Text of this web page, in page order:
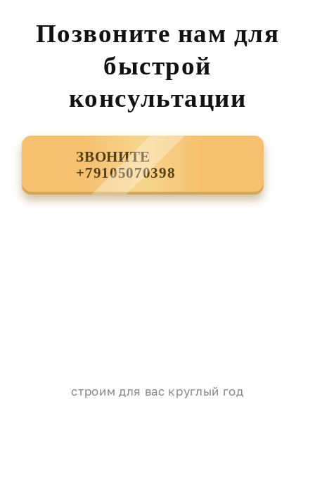
Позвоните нам для
быстрой
консультации
ЗВОНИТЕ
+79105070398
строим для вас круглый год